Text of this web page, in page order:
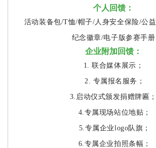
个人回馈：
活动装备包/T恤/帽子/人身安全保险/公
纪念徽章/电子版参赛手册
企业附加回馈：
1. 联合媒体展示；
2. 专属报名服务；
3.启动仪式颁发捐赠牌匾；
4.专属现场站位地贴；
5.专属企业logo队旗；
6.专属企业拍照条幅；